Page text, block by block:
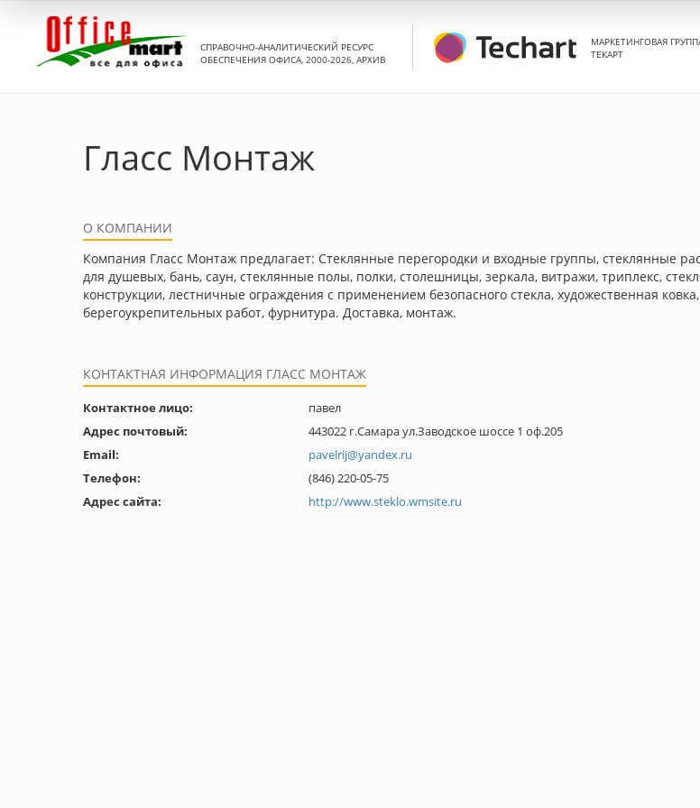
СПРАВОЧНО-АНАЛИТИЧЕСКИЙ РЕСУРС
ОБЕСПЕЧЕНИЯ ОФИСА, 2000-2026, АРХИВ
МАРКЕТИНГОВАЯ
ТЕКАРТ
Гласс Монтаж
О КОМПАНИИ
Компания Гласс Монтаж предлагает: Стеклянные перегородки и входные группы, стеклянные
для душевых, бань, саун, стеклянные полы, полки, столешницы, зеркала, витражи, триплекс,
конструкции, лестничные ограждения с применением безопасного стекла, художественная
берегоукрепительных работ, фурнитура. Доставка, монтаж.
КОНТАКТНАЯ ИНФОРМАЦИЯ ГЛАСС МОНТАЖ
Контактное лицо:
павел
Адрес почтовый:
443022 г.Самара ул.Заводское шоссе 1 оф.205
Email:
pavelrij@yandex.ru
Телефон:
(846) 220-05-75
Адрес сайта:
http://www.steklo.wmsite.ru